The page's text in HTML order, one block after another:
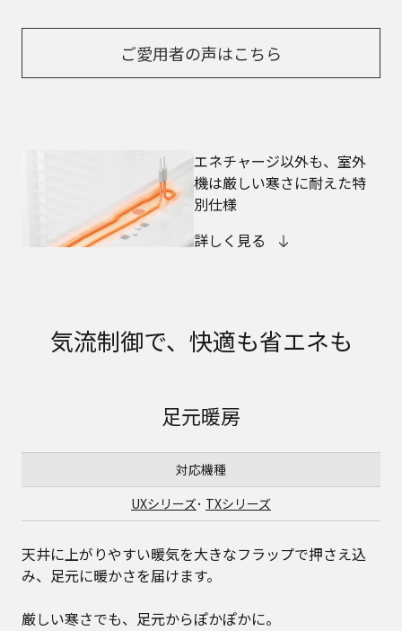
ご愛用者の声はこちら
エネチャージ以外も、室外
機は厳しい寒さに耐えた特
別仕様
詳しく見る
気流制御で、快適も省エネも
足元暖房
対応機種
UXシリーズ･ TXシリーズ
天井に上がりやすい暖気を大きなフラップで押さえ込
み、足元に暖かさを届けます。
厳しい寒さでも、足元からぽかぽかに。